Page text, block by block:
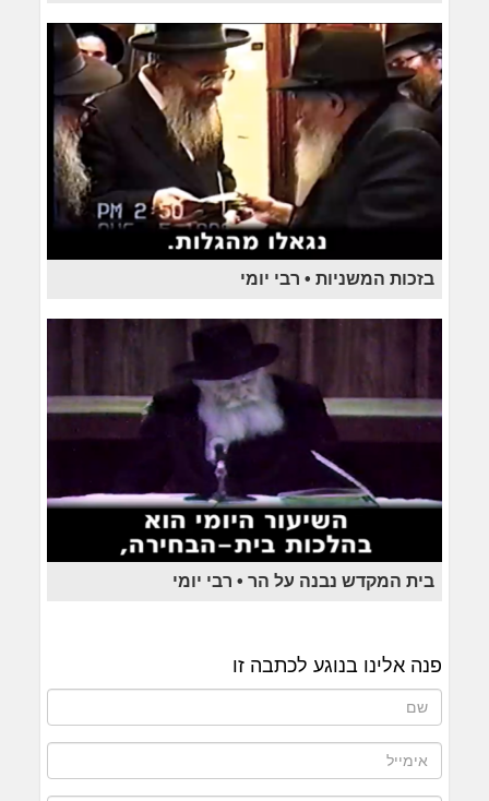
בזכות המשניות • רבי יומי
בית המקדש נבנה על הר • רבי יומי
פנה אלינו בנוגע לכתבה זו